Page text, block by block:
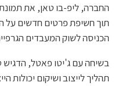
החברה, ליפ-בו טאן, את
הכניסה לשוק המעבדים
בשיחה עם ג'יטו פאטל, הדגיש
תהליך לייצוב ושיקום יכולות